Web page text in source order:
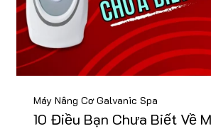
Máy Nâng Cơ Galvanic Spa
10 Điều Bạn Chưa Biết Về